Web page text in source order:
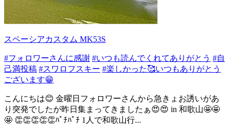
スペーシアカスタム MK53S
#フォロワーさんに感謝 #いつも読んでくれてありがとう #自
己満投稿 #スワロフスキー #楽しかった🥰いつもありがとう
ございます😁
こんにちは😊 金曜日フォロワーさんから急きょお誘いがあ
り突発でしたが昨日集まってきましたぁ😍😍 in 和歌山🤩🤩
🤩 👏👏👏👏👏ﾊﾟﾁﾊﾟﾁ 1人で和歌山行...